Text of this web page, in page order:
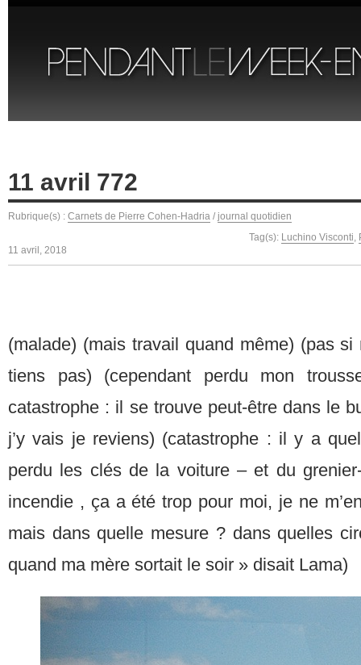
11 avril 772
Rubrique(s) : Carnets de Pierre Cohen-Hadria / journal quotidien
Tag(s): Luchino Visconti,
11 avril, 2018
(malade) (mais travail quand même) (pas si
tiens pas) (cependant perdu mon
catastrophe : il se trouve peut-être dans le
j’y vais je reviens) (catastrophe : il y a
perdu les clés de la voiture – et du
incendie , ça a été trop pour moi, je ne
mais dans quelle mesure ? dans quelles
quand ma mère sortait le soir » disait Lama)